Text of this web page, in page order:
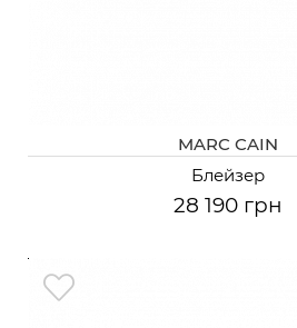
MARC CAIN
Блейзер
28 190 грн